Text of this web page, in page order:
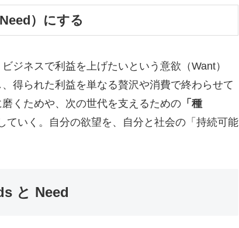
）にする
ジネスで利益を上げたいという意欲（Want）
得られた利益を単なる贅沢や消費で終わらせて
くためや、次の世代を支えるための 「種
ていく。自分の欲望を、自分と社会の「持続可能
と Need